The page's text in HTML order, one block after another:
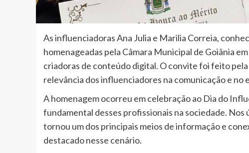
As influenciadoras Ana Julia e Marilia Correia,
homenageadas pela Câmara Municipal de Goiânia
criadoras de conteúdo digital. O convite foi feito
relevância dos influenciadores na comunicação e
A homenagem ocorreu em celebração ao Dia do
fundamental desses profissionais na sociedade.
tornou um dos principais meios de informação e
destacado nesse cenário.